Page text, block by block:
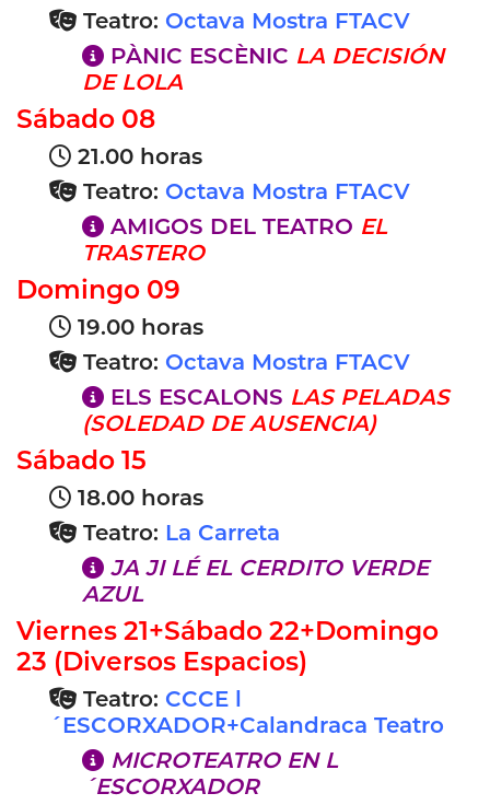
Teatro: Octava Mostra FTACV
PÀNIC ESCÈNIC LA DECISIÓN
DE LOLA
Sábado 08
21.00 horas
Teatro: Octava Mostra FTACV
AMIGOS DEL TEATRO EL
TRASTERO
Domingo 09
19.00 horas
Teatro: Octava Mostra FTACV
ELS ESCALONS LAS PELADAS
(SOLEDAD DE AUSENCIA)
Sábado 15
18.00 horas
Teatro: La Carreta
JA JI LÉ EL CERDITO VERDE
AZUL
Viernes 21+Sábado 22+Domingo
23 (Diversos Espacios)
Teatro: CCCE l
´ESCORXADOR+Calandraca Teatro
MICROTEATRO EN L
´ESCORXADOR